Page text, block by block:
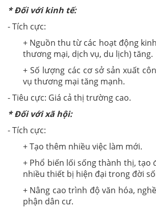
* Đối với kinh tế:
- Tích cực:
+ Nguồn thu từ các hoạt động
thương mại, dịch vụ, du lịch) tăng.
+ Số lượng các cơ sở sản xuất
vụ thương mại tăng mạnh.
- Tiêu cực: Giá cả thị trường cao.
* Đối với xã hội:
- Tích cực:
+ Tạo thêm nhiều việc làm mới.
+ Phổ biến lối sống thành thị, tạo
nhiều thiết bị hiện đại trong đời
+ Nâng cao trình độ văn hóa,
phận dân cư.